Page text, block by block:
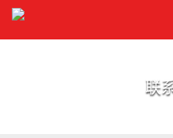
联